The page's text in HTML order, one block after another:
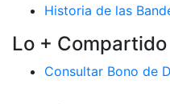
Historia de las
Lo + Compartido
Consultar Bono de